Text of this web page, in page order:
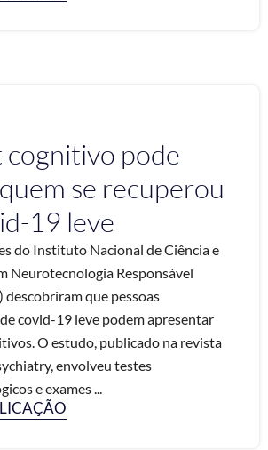
pode
se recuperou
19 leve
do Instituto Nacional de Ciência e
Neurotecnologia Responsável
descobriram que pessoas
covid-19 leve podem apresentar
O estudo, publicado na revista
envolveu testes
e exames ...